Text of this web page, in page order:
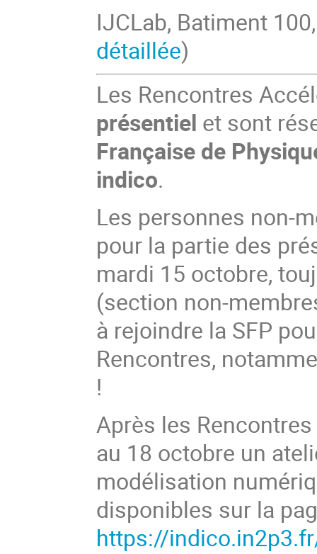
IJCLab, Batiment
détaillée)
Les Rencontres
présentiel et sont
Française de
indico.
Les personnes non-
pour la partie des
mardi 15 octobre,
(section non-
à rejoindre la SFP
Rencontres,
!
Après les
au 18 octobre un
modélisation
disponibles sur la
https://